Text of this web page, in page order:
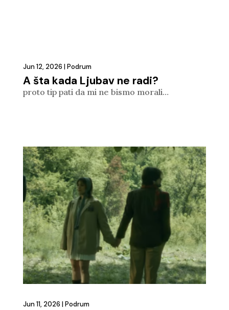
A šta kada Ljubav ne radi?
Jun 12, 2026 | Podrum
proto tip pati da mi ne bismo morali…
Jun 11, 2026 | Podrum